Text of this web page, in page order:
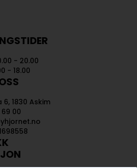
- 20.00
- 18.00
1830 Askim
00